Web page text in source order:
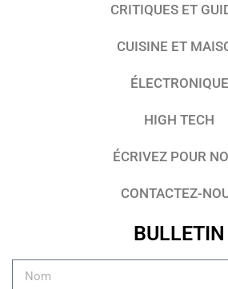
CRITIQUES ET
CUISINE ET
ÉLECTRONIQUE
HIGH TECH
ÉCRIVEZ POUR
CONTACTEZ-
BULLETIN